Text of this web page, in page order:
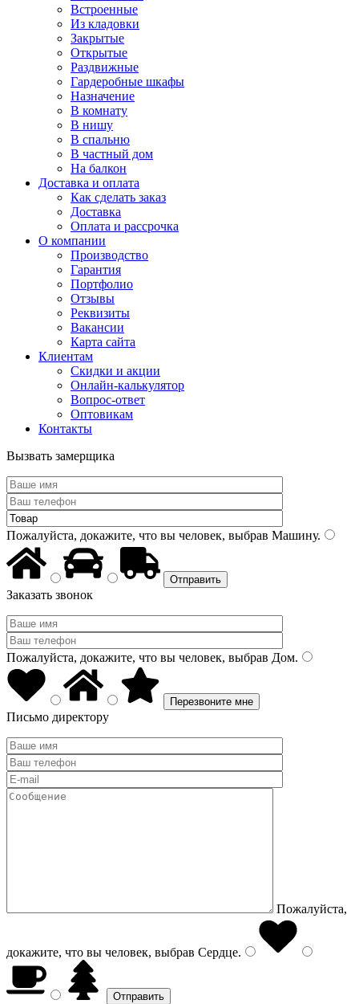
Встроенные
Из кладовки
Закрытые
Открытые
Раздвижные
Гардеробные шкафы
Назначение
В комнату
В нишу
В спальню
В частный дом
На балкон
Доставка и оплата
Как сделать заказ
Доставка
Оплата и рассрочка
О компании
Производство
Гарантия
Портфолио
Отзывы
Реквизиты
Вакансии
Карта сайта
Клиентам
Скидки и акции
Онлайн-калькулятор
Вопрос-ответ
Оптовикам
Контакты
Вызвать замерщика
Пожалуйста, докажите, что вы человек, выбрав Машину.
Заказать звонок
Пожалуйста, докажите, что вы человек, выбрав Дом.
Письмо директору
Пожалуйста,
докажите, что вы человек, выбрав Сердце.